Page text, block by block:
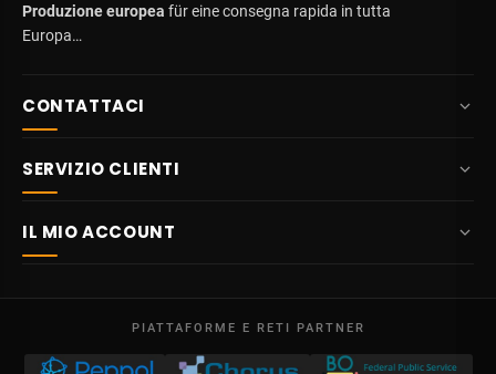
Produzione europea für eine consegna rapida in tutta
Europa…
CONTATTACI
4710 Lontzen
Lun - Ven
09:00 – 17:00
P.IVA BE 0641.740.320 - RPM Liegi
SERVIZIO CLIENTI
Consegna
Condizioni generali
IL MIO ACCOUNT
I miei crediti
PIATTAFORME E RETI PARTNER